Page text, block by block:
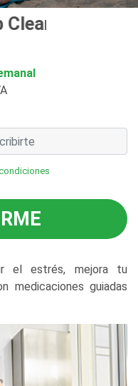
el estrés, mejora tu
medicaciones guiadas